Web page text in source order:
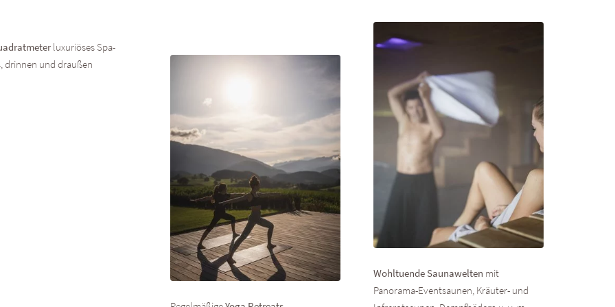
luxuriöses Spa-
drinnen und draußen
Wohltuende Saunawelten mit
Panorama-Eventsaunen, Kräuter- und